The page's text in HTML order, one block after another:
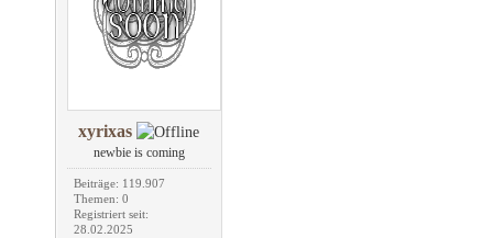
xyrixas
newbie is coming
Beiträge: 119.907
Themen: 0
Registriert seit:
28.02.2025